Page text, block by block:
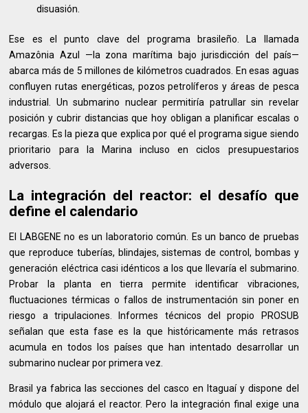
disuasión.
Ese es el punto clave del programa brasileño. La llamada
Amazônia Azul —la zona marítima bajo jurisdicción del país—
abarca más de 5 millones de kilómetros cuadrados. En esas aguas
confluyen rutas energéticas, pozos petrolíferos y áreas de pesca
industrial. Un submarino nuclear permitiría patrullar sin revelar
posición y cubrir distancias que hoy obligan a planificar escalas o
recargas. Es la pieza que explica por qué el programa sigue siendo
prioritario para la Marina incluso en ciclos presupuestarios
adversos.
La integración del reactor: el desafío que
define el calendario
El LABGENE no es un laboratorio común. Es un banco de pruebas
que reproduce tuberías, blindajes, sistemas de control, bombas y
generación eléctrica casi idénticos a los que llevaría el submarino.
Probar la planta en tierra permite identificar vibraciones,
fluctuaciones térmicas o fallos de instrumentación sin poner en
riesgo a tripulaciones. Informes técnicos del propio PROSUB
señalan que esta fase es la que históricamente más retrasos
acumula en todos los países que han intentado desarrollar un
submarino nuclear por primera vez.
Brasil ya fabrica las secciones del casco en Itaguaí y dispone del
módulo que alojará el reactor. Pero la integración final exige una